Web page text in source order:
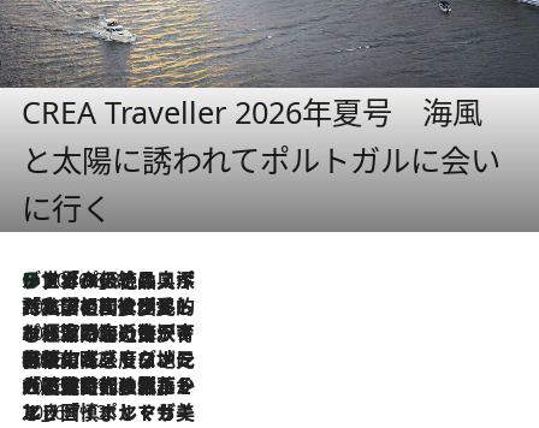
CREA Traveller 2026年夏号 海風
と太陽に誘われてポルトガルに会い
に行く
2026.8.8
リスボンの絶品スイーツ「パステル・デ・ナタ」とは？ポルトガル伝統の奥深い世界へ
2026.7.27
「私の祖国はポルトガル語です」国民的詩人フェルナンド・ペソアと、彼が愛した文学の街を歩く
2026.7.26
ポルトガル近海が育む極上の海の幸。キリリと冷えた白ワインと愉しむ、シーフード専門店の贅沢
2026.7.22
伝統の味をモダンに昇華。高感度な地元客が集う、リスボンの最旬ガストロノミー
2026.7.21
大航海時代の栄華から、震災、独裁、そして革命へ。ポルトガル・首都リスボンの石畳に刻まれた「歴史の光と影」
2026.7.13
エッセイ・ヤマザキマリ「慎ましくも美しき国 ポルトガル」